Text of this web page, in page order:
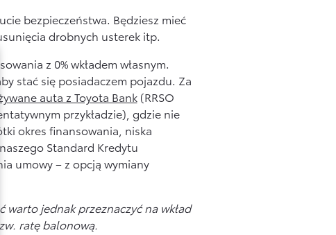
bezpieczeństwa. Będziesz mieć
drobnych usterek itp.
z 0% wkładem własnym.
stać się posiadaczem pojazdu. Za
auta z Toyota Bank(RRSO
przykładzie), gdzie nie
okres finansowania, niska
Standard Kredytu
umowy – z opcją wymiany
warto jednak przeznaczyć na wkład
ratę balonową.